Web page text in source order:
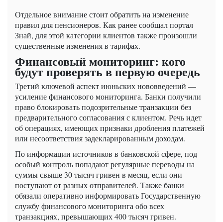
Отдельное внимание стоит обратить на изменение
правил для пенсионеров. Как ранее сообщал портал
Знай, для этой категории клиентов также произошли
существенные изменения в тарифах.
Финансовый мониторинг: кого
будут проверять в первую очередь
Третий ключевой аспект июньских нововведений —
усиление финансового мониторинга. Банки получили
право блокировать подозрительные транзакции без
предварительного согласования с клиентом. Речь идет
об операциях, имеющих признаки дробления платежей
или несоответствия задекларированным доходам.
По информации источников в банковской сфере, под
особый контроль попадают регулярные переводы на
суммы свыше 30 тысяч гривен в месяц, если они
поступают от разных отправителей. Также банки
обязали оперативно информировать Государственную
службу финансового мониторинга обо всех
транзакциях, превышающих 400 тысяч гривен.